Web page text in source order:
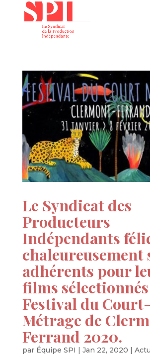
Le Syndicat des
Producteurs
Indépendants
chaleureusement
adhérents pour
films
Festival du Court-
Métrage de
Ferrand 2020.
par Équipe SPI | Jan 22, 2020 |